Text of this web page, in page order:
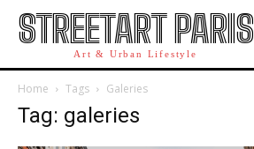
STREETART PARIS
Art & Urban Lifestyle
Home Tags Galeries
Tag: galeries